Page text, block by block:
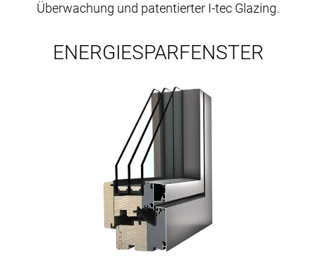
Überwachung und patentierter I-tec Glazing.
ENERGIESPARFENSTER